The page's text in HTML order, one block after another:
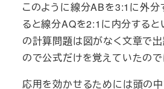
このように線分ABを3:1に外分
ると線分AQを2:1に内分すると
の計算問題は図がなく文章で
ので公式だけを覚えていたので
応用を効かせるためには頭の